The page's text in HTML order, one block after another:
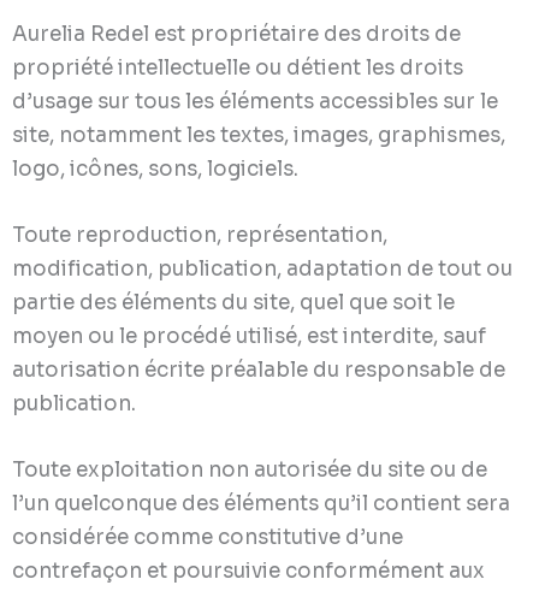
Aurelia Redel est propriétaire des droits de
propriété intellectuelle ou détient les droits
d’usage sur tous les éléments accessibles sur le
site, notamment les textes, images, graphismes,
logo, icônes, sons, logiciels.
Toute reproduction, représentation,
modification, publication, adaptation de tout ou
partie des éléments du site, quel que soit le
moyen ou le procédé utilisé, est interdite, sauf
autorisation écrite préalable du responsable de
publication.
Toute exploitation non autorisée du site ou de
l’un quelconque des éléments qu’il contient sera
considérée comme constitutive d’une
contrefaçon et poursuivie conformément aux